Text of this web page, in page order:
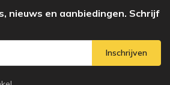
nieuws en aanbiedingen. Schrijf
Inschrijven